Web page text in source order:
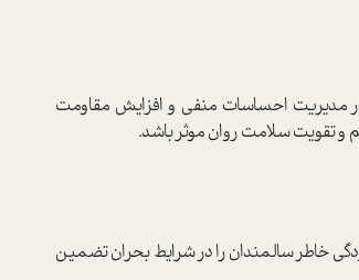
مدیریت احساسات منفی و افزایش مقاومت
و تقویت سلامت روان موثر باشد.
خاطر سالمندان را در شرایط بحران تضمین